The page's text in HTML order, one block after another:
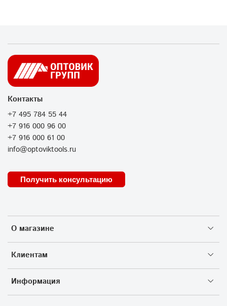
О магазине
Клиентам
Информация
Контакты
+7 495 784 55 44
+7 916 000 96 00
+7 916 000 61 00
info@optoviktools.ru
Получить консультацию